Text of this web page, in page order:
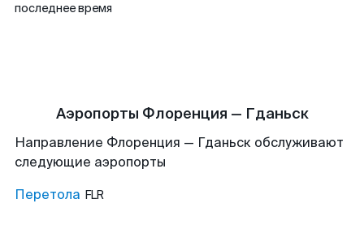
последнее время
Аэропорты Флоренция — Гданьск
Направление Флоренция — Гданьск обслуживают
следующие аэропорты
Перетола FLR